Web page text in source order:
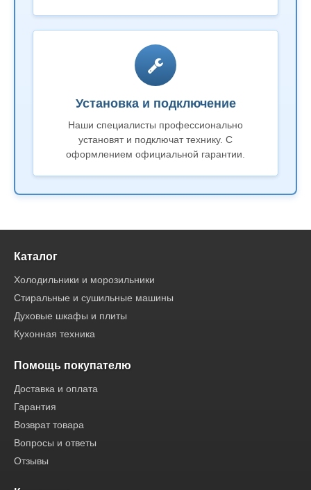
Установка и подключение
Наши специалисты профессионально
установят и подключат технику. С
оформлением официальной гарантии.
Каталог
Холодильники и морозильники
Стиральные и сушильные машины
Духовые шкафы и плиты
Кухонная техника
Помощь покупателю
Доставка и оплата
Гарантия
Возврат товара
Вопросы и ответы
Отзывы